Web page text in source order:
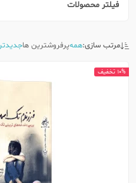
فیلتر محصولات
مرتب سازی:همهپرفروشترین ها
10% تخفیف